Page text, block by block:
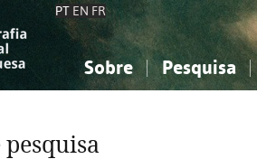
PT EN FR
Sobre Pesquisa
Ciências sociais...
Ciências sociais...
pesquisa